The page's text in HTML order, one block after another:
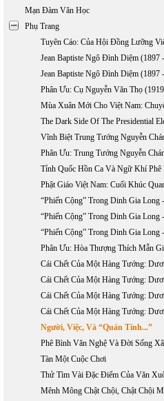
Mạn Đàm Văn Học
Phụ Trang
Phân Ưu: Cụ Nguyễn Văn Thọ
The Dark Side Of The Presidential
Vĩnh Biệt Trung Tướng Nguyễn
Phân Ưu: Trung Tướng Nguyễn
Tỉnh Quốc Hồn Ca Và Ngữ Khí Phê
Phật Giáo Việt Nam: Cuối Khúc
“Phiến Cộng” Trong Dinh Gia Long
“Phiến Cộng” Trong Dinh Gia Long
“Phiến Cộng” Trong Dinh Gia Long
Cái Chết Của Một Hàng Tướng:
Cái Chết Của Một Hàng Tướng:
Cái Chết Của Một Hàng Tướng:
Cái Chết Của Một Hàng Tướng:
Người, Việc, Và “Quán Tính...”
Phê Bình Văn Nghệ Và Đời Sống
Tàn Một Cuộc Chơi
Mênh Mông Chật Chội, Chật Chội